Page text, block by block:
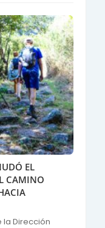
EL
CAMINO
la Dirección